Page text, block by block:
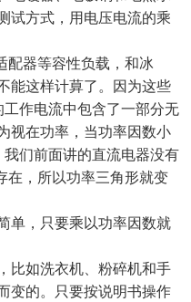
试方式，用电压电流的乘
配器等容性负载，和冰
能这样计萛了。因为这些
作电流中包含了一部分无
视在功率，当功率因数小
们前面讲的直流电器没有
在，所以功率三角形就变
单，只要乘以功率因数就
比如洗衣机、粉碎机和手
变的。只要按说明书操作